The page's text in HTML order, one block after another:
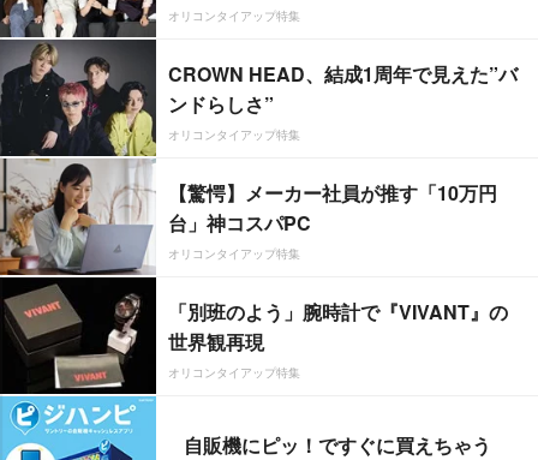
オリコンタイアップ特集
CROWN HEAD、結成1周年で見えた”バ
ンドらしさ”
オリコンタイアップ特集
【驚愕】メーカー社員が推す「10万円
台」神コスパPC
オリコンタイアップ特集
「別班のよう」腕時計で『VIVANT』の
世界観再現
オリコンタイアップ特集
自販機にピッ！ですぐに買えちゃう